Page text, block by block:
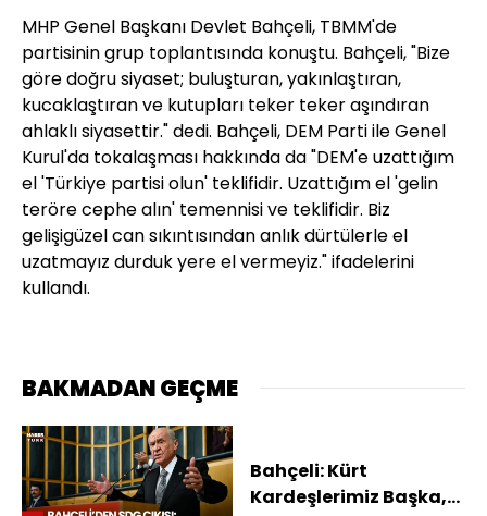
MHP Genel Başkanı Devlet Bahçeli, TBMM'de
partisinin grup toplantısında konuştu. Bahçeli, "Bize
göre doğru siyaset; buluşturan, yakınlaştıran,
kucaklaştıran ve kutupları teker teker aşındıran
ahlaklı siyasettir." dedi. Bahçeli, DEM Parti ile Genel
Kurul'da tokalaşması hakkında da "DEM'e uzattığım
el 'Türkiye partisi olun' teklifidir. Uzattığım el 'gelin
teröre cephe alın' temennisi ve teklifidir. Biz
gelişigüzel can sıkıntısından anlık dürtülerle el
uzatmayız durduk yere el vermeyiz." ifadelerini
kullandı.
BAKMADAN GEÇME
Bahçeli: Kürt
Kardeşlerimiz Başka,